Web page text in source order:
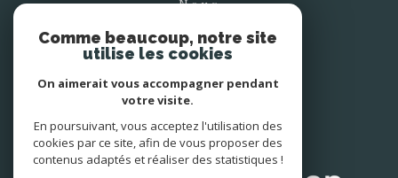
Nous
Avis
clients
Comme beaucoup, notre site
utilise les cookies
On aimerait vous accompagner pendant
votre visite.
En poursuivant, vous acceptez l'utilisation des
cookies par ce site, afin de vous proposer des
contenus adaptés et réaliser des statistiques !